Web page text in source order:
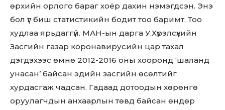
өрхийн орлого бараг хоёр дахин нэмэгдсэн. Энэ
бол үг биш статистикийн бодит тоо баримт. Тоо
худлаа ярьдаггүй. МАН-ын дарга У.Хүрэлсүхийн
Засгийн газар коронавирусийн цар тахал
дэгдэхээс өмнө 2012-2016 оны хооронд ‘шаланд
унасан’ байсан эдийн засгийн өсөлтийг
хурдасгаж чадсан. Гадаад дотоодын хөрөнгө
оруулагчдын анхаарлын төвд байсан өндөр